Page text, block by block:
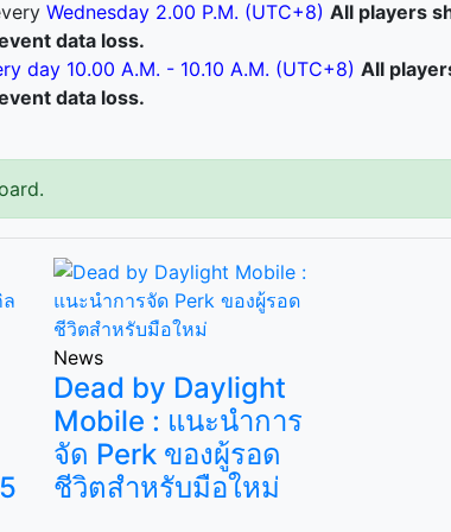
Wednesday 2.00 P.M. (UTC+8) All players
data loss.
day 10.00 A.M. - 10.10 A.M. (UTC+8) All
data loss.
News
Dead by Daylight
Mobile : แนะนำการ
จัด Perk ของผู้รอด
ชีวิตสำหรับมือใหม่